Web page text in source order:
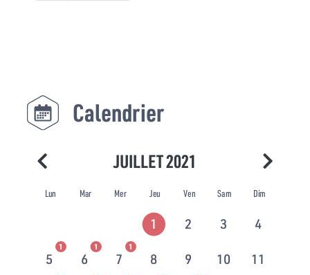
Calendrier
JUILLET 2021
Lun Mar Mer Jeu Ven Sam Dim
1 2 3 4
5
1
6
1
7
1
8 9 10 11